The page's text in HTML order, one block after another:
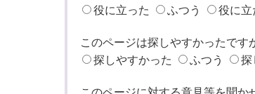
役に立った
ふつう 役に立
このページは探しやすかったです
探しやすかった
ふつう 探